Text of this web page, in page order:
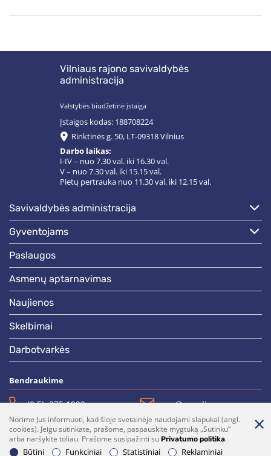
Vilniaus rajono savivaldybės
administracija
Valstybės biudžetinė įstaiga
Įstaigos kodas: 188708224
Rinktinės g. 50, LT-09318 Vilnius
Darbo laikas:
I-IV – nuo 7.30 val. iki 16.30 val.
V – nuo 7.30 val. iki 15.15 val.
Pietų pertrauka nuo 11.30 val. iki 12.15 val.
savivaldybės administracija
gyventojams
paslaugos
asmenų aptarnavimas
naujienos
skelbimai
darbotvarkės
Bendraukime
(0 5)  275 1990 vrsa@vrsa.lt
Facebook Youtube
Prenumerata Parašykite mums
Norime Jus informuoti, kad šioje svetainėje naudojami slapukai (angl.
cookies). Jeigu sutinkate, prašome, paspauskite mygtuką „Sutinku“
arba naršykite toliau. Prašome susipažinti su Privatumo politika.
Būtini
Funkciniai Statistiniai Reklaminiai